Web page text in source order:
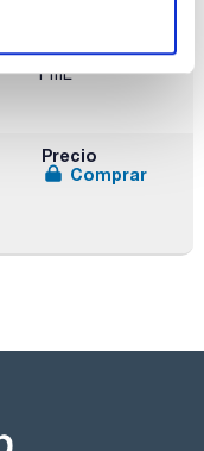
Volumen
1 mL
Precio
Comprar